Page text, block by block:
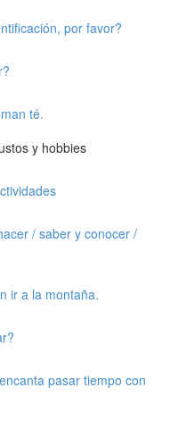
por favor?
té.
y hobbies
/ saber y conocer /
ir a la montaña.
pasar tiempo con